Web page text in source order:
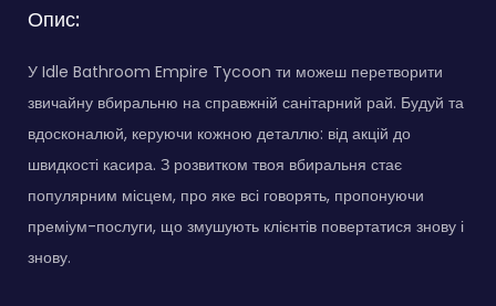
Опис:
У Idle Bathroom Empire Tycoon ти можеш перетворити
звичайну вбиральню на справжній санітарний рай. Будуй та
вдосконалюй, керуючи кожною деталлю: від акцій до
швидкості касира. З розвитком твоя вбиральня стає
популярним місцем, про яке всі говорять, пропонуючи
преміум-послуги, що змушують клієнтів повертатися знову і
знову.